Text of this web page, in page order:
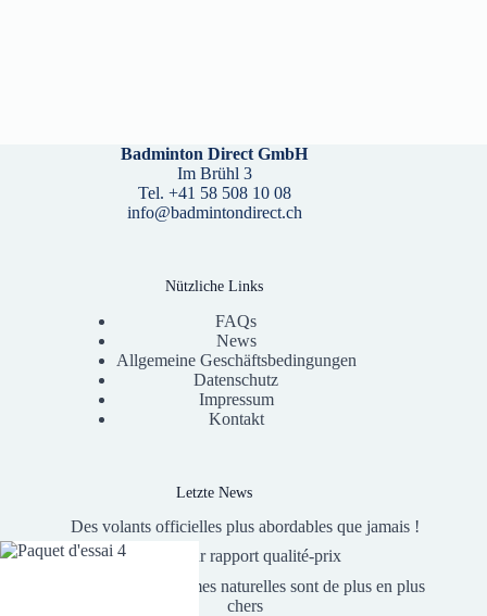
Badminton Direct GmbH
Im Brühl 3
Tel. +41 58 508 10 08
info@badmintondirect.ch
Nützliche Links
FAQs
News
Allgemeine Geschäftsbedingungen
Datenschutz
Impressum
Kontakt
Letzte News
Des volants officielles plus abordables que jamais !
Meilleur rapport qualité-prix
Les volants de plumes naturelles sont de plus en plus
chers